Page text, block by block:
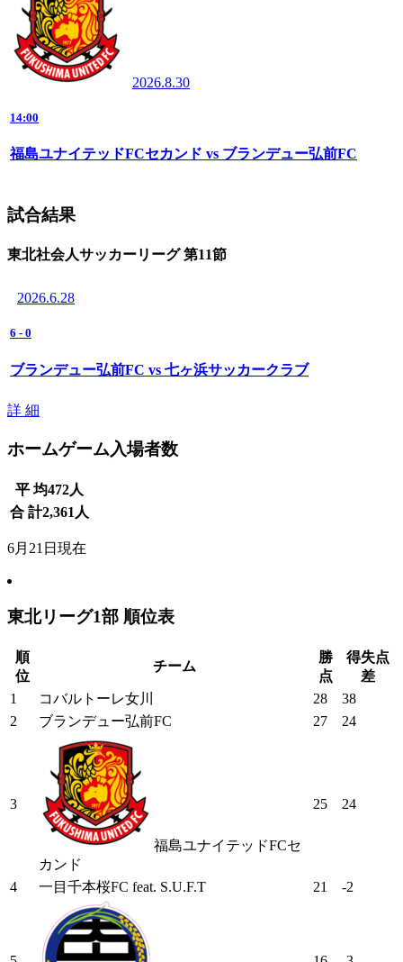
2026.8.30
14:00
福島ユナイテッドFCセカンド vs ブランデュー弘前FC
試合結果
東北社会人サッカーリーグ 第11節
2026.6.28
6 - 0
ブランデュー弘前FC vs 七ヶ浜サッカークラブ
詳 細
ホームゲーム入場者数
平 均472人
合 計2,361 人
6月21日現在
東北リーグ1部 順位表
順
位
チーム
勝
点
得失点
差
1
コバルトーレ女川 28
38
2
ブランデュー弘前FC 27 24
3
福島ユナイテッドFCセ
カンド
25 24
4 一目千本桜FC feat. S.U.F.T 21 -2